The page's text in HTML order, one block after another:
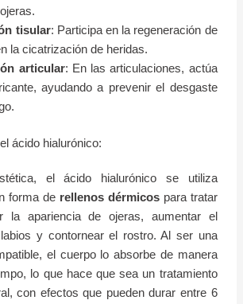
tisular: Participa en la regeneración de
la cicatrización de heridas.
articular: En las articulaciones, actúa
ayudando a prevenir el desgaste
ácido hialurónico:
el ácido hialurónico se utiliza
forma de rellenos dérmicospara tratar
la apariencia de ojeras, aumentar el
y contornear el rostro. Al ser una
el cuerpo lo absorbe de manera
lo que hace que sea un tratamiento
con efectos que pueden durar entre 6